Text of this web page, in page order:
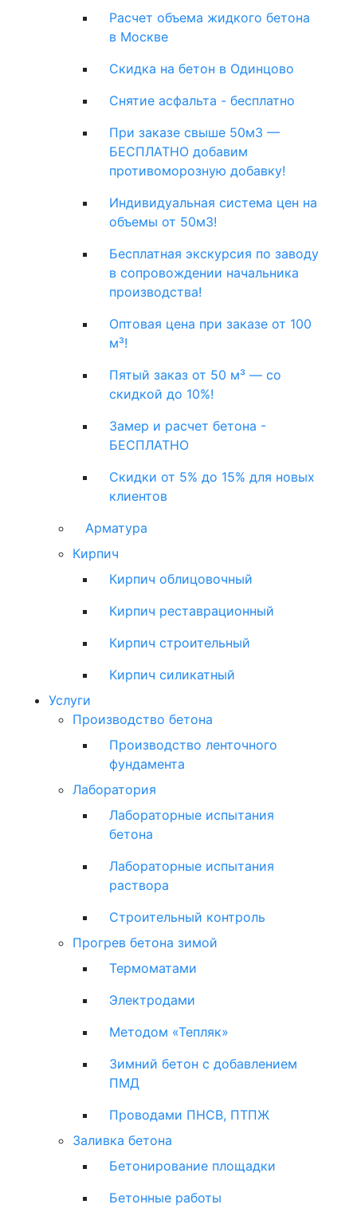
Расчет объема жидкого бетона
в Москве
Скидка на бетон в Одинцово
Снятие асфальта - бесплатно
При заказе свыше 50м3 —
БЕСПЛАТНО добавим
противоморозную добавку!
Индивидуальная система цен на
объемы от 50м3!
Бесплатная экскурсия по заводу
в сопровождении начальника
производства!
Оптовая цена при заказе от 100
м³!
Пятый заказ от 50 м³ — со
скидкой до 10%!
Замер и расчет бетона -
БЕСПЛАТНО
Скидки от 5% до 15% для новых
клиентов
Арматура
Кирпич
Кирпич облицовочный
Кирпич реставрационный
Кирпич строительный
Кирпич силикатный
Услуги
Производство бетона
Производство ленточного
фундамента
Лаборатория
Лабораторные испытания
бетона
Лабораторные испытания
раствора
Строительный контроль
Прогрев бетона зимой
Термоматами
Электродами
Методом «Тепляк»
Зимний бетон с добавлением
ПМД
Проводами ПНСВ, ПТПЖ
Заливка бетона
Бетонирование площадки
Бетонные работы